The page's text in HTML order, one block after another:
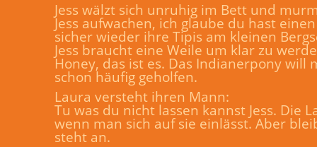
Jess wälzt sich unruhig im Bett und
Jess aufwachen, ich glaube du hast
sicher wieder ihre Tipis am kleinen
Jess braucht eine Weile um klar zu
Honey, das ist es. Das Indianerpony will
schon häufig geholfen.
Laura versteht ihren Mann:
Tu was du nicht lassen kannst Jess. Die
wenn man sich auf sie einlässt. Aber
steht an.